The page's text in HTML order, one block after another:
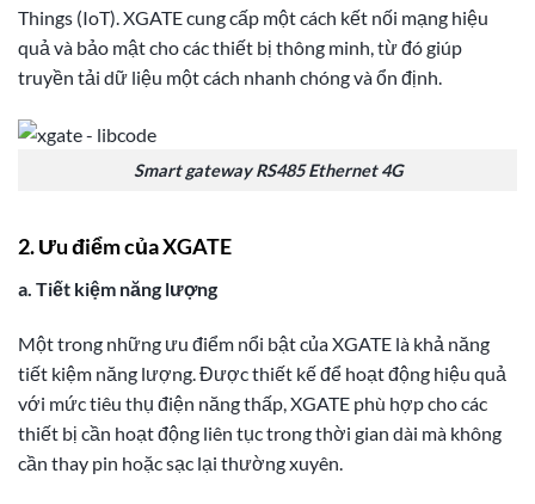
Things (IoT). XGATE cung cấp một cách kết nối mạng hiệu
quả và bảo mật cho các thiết bị thông minh, từ đó giúp
truyền tải dữ liệu một cách nhanh chóng và ổn định.
Smart gateway RS485 Ethernet 4G
2. Ưu điểm của XGATE
a. Tiết kiệm năng lượng
Một trong những ưu điểm nổi bật của XGATE là khả năng
tiết kiệm năng lượng. Được thiết kế để hoạt động hiệu quả
với mức tiêu thụ điện năng thấp, XGATE phù hợp cho các
thiết bị cần hoạt động liên tục trong thời gian dài mà không
cần thay pin hoặc sạc lại thường xuyên.